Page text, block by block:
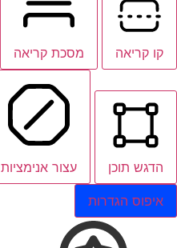
קו קריאה מסכת קריאה
הדגש תוכן עצור אנימציות
איפוס הגדרות